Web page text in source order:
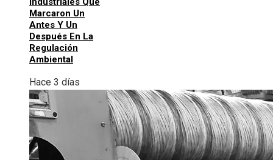
Marcaron Un
Antes Y Un
Después En La
Regulación
Ambiental
Hace 3 días